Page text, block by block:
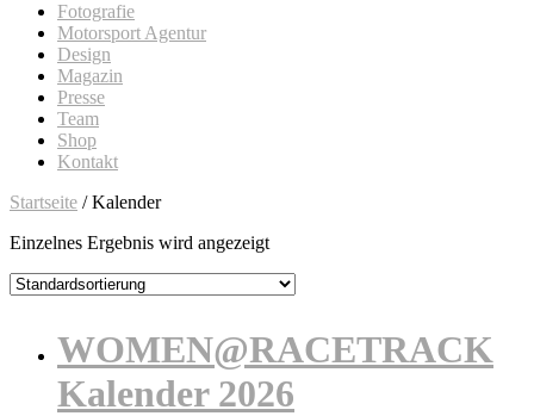
Fotografie
Motorsport Agentur
Design
Magazin
Presse
Team
Shop
Kontakt
Startseite / Kalender
Einzelnes Ergebnis wird angezeigt
WOMEN@RACETRACK
Kalender 2026